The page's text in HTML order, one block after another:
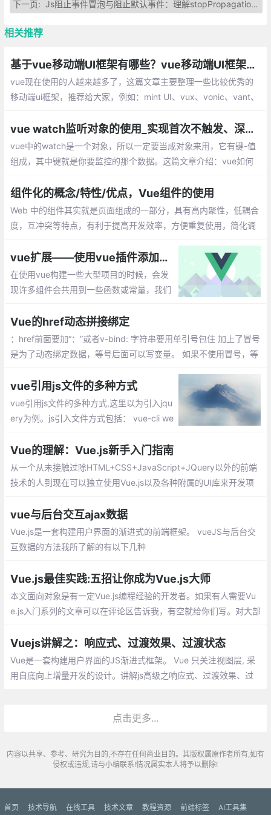
下一页:Js阻止事件冒泡与阻止默认事件：理解stopPropagation()，preventDefault()，return false的区别
相关推荐
基于vue移动端UI框架有哪些？vue移动端UI框架总汇
vue现在使用的人越来越多了，这篇文章主要整理一些比较优秀的
移动端ui框架，推荐给大家，例如：mint UI、vux、vonic、vant、
vue watch监听对象的使用_实现首次不触发、深度监听
vue中的watch是一个对象，所以一定要当成对象来用，它有键-值
组成，其中键就是你要监控的那个数据。这篇文章介绍：vue如何
组件化的概念/特性/优点，Vue组件的使用
Web 中的组件其实就是页面组成的一部分，具有高内聚性，低耦合
度，互冲突等特点，有利于提高开发效率，方便重复使用，简化调
元素，封装可重用的代码。
vue扩展——使用vue插件添加全局方法属性
在使用vue构建一些大型项目的时候，会发
现许多组件会共用到一些函数或常量，我们
次就可以了，避免每个组件都重新写再一篇
的麻烦。
Vue的href动态拼接绑定
：href前面要加“：”或者v-bind: 字符串要用单引号包住 加上了冒号
是为了动态绑定数据，等号后面可以写变量。 如果不使用冒号，等
数据了
vue引用js文件的多种方式
vue引用js文件的多种方式,这里以为引入jqu
ery为例。js引入文件方式包括： vue-cli we
的方法、单vue页面引用内部js方法
Vue的理解：Vue.js新手入门指南
从一个从未接触过除HTML+CSS+JavaScript+JQuery以外的前端
技术的人到现在可以独立使用Vue.js以及各种附属的UI库来开发项
vue与后台交互ajax数据
Vue.js是一套构建用户界面的渐进式的前端框架。 vueJS与后台交
互数据的方法我所了解的有以下几种
Vue.js最佳实践:五招让你成为Vue.js大师
本文面向对象是有一定Vue.js编程经验的开发者。如果有人需要Vu
e.js入门系列的文章可以在评论区告诉我，有空就给你们写。对大部
网站
Vuejs讲解之：响应式、过渡效果、过渡状态
Vue是一套构建用户界面的JS渐进式框架。 Vue 只关注视图层, 采
用自底向上增量开发的设计。讲解js高级之响应式、过渡效果、过
点击更多...
内容以共享、参考、研究为目的,不存在任何商业目的。其版权属原作者所有,如有
侵权或违规,请与小编联系!情况属实本人将予以删除!
首页 技术导航 在线工具 技术文章 教程资源 前端标签 AI工具集